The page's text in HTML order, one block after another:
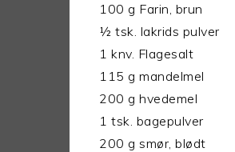
100 g Farin, brun
½ tsk. lakrids pulver
1 knv. Flagesalt
115 g mandelmel
200 g hvedemel
1 tsk. bagepulver
200 g smør, blødt